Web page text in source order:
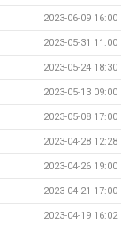
2023-06-09 16:00
2023-05-31 11:00
2023-05-24 18:30
2023-05-13 09:00
2023-05-08 17:00
2023-04-28 12:28
2023-04-26 19:00
2023-04-21 17:00
2023-04-19 16:02